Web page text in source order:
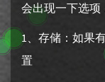
会出现一下选项
1、存储：如果
置